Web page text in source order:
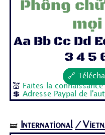
Phông
Aa Bb Cc Dd
3 4 5
🔗
💒
Faites la
💲Adresse Paypal de
🝛 International /